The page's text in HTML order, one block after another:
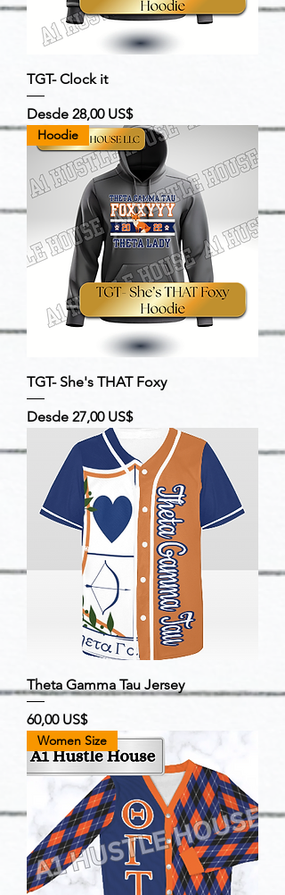
TGT- Clock it
Desde 28,00 US$
Precio de oferta
Hoodie
TGT- She's THAT Foxy
Desde 27,00 US$
Precio de oferta
Theta Gamma Tau Jersey
Precio
60,00 US$
Women Size